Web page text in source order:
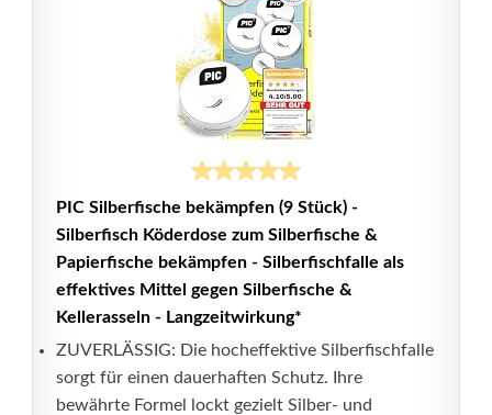
PIC Silberfische bekämpfen (9 Stück) -
Silberfisch Köderdose zum Silberfische &
Papierfische bekämpfen - Silberfischfalle als
effektives Mittel gegen Silberfische &
Kellerasseln - Langzeitwirkung*
ZUVERLÄSSIG: Die hocheffektive Silberfischfalle
sorgt für einen dauerhaften Schutz. Ihre
bewährte Formel lockt gezielt Silber- und